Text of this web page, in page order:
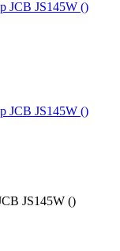
JS145W ()